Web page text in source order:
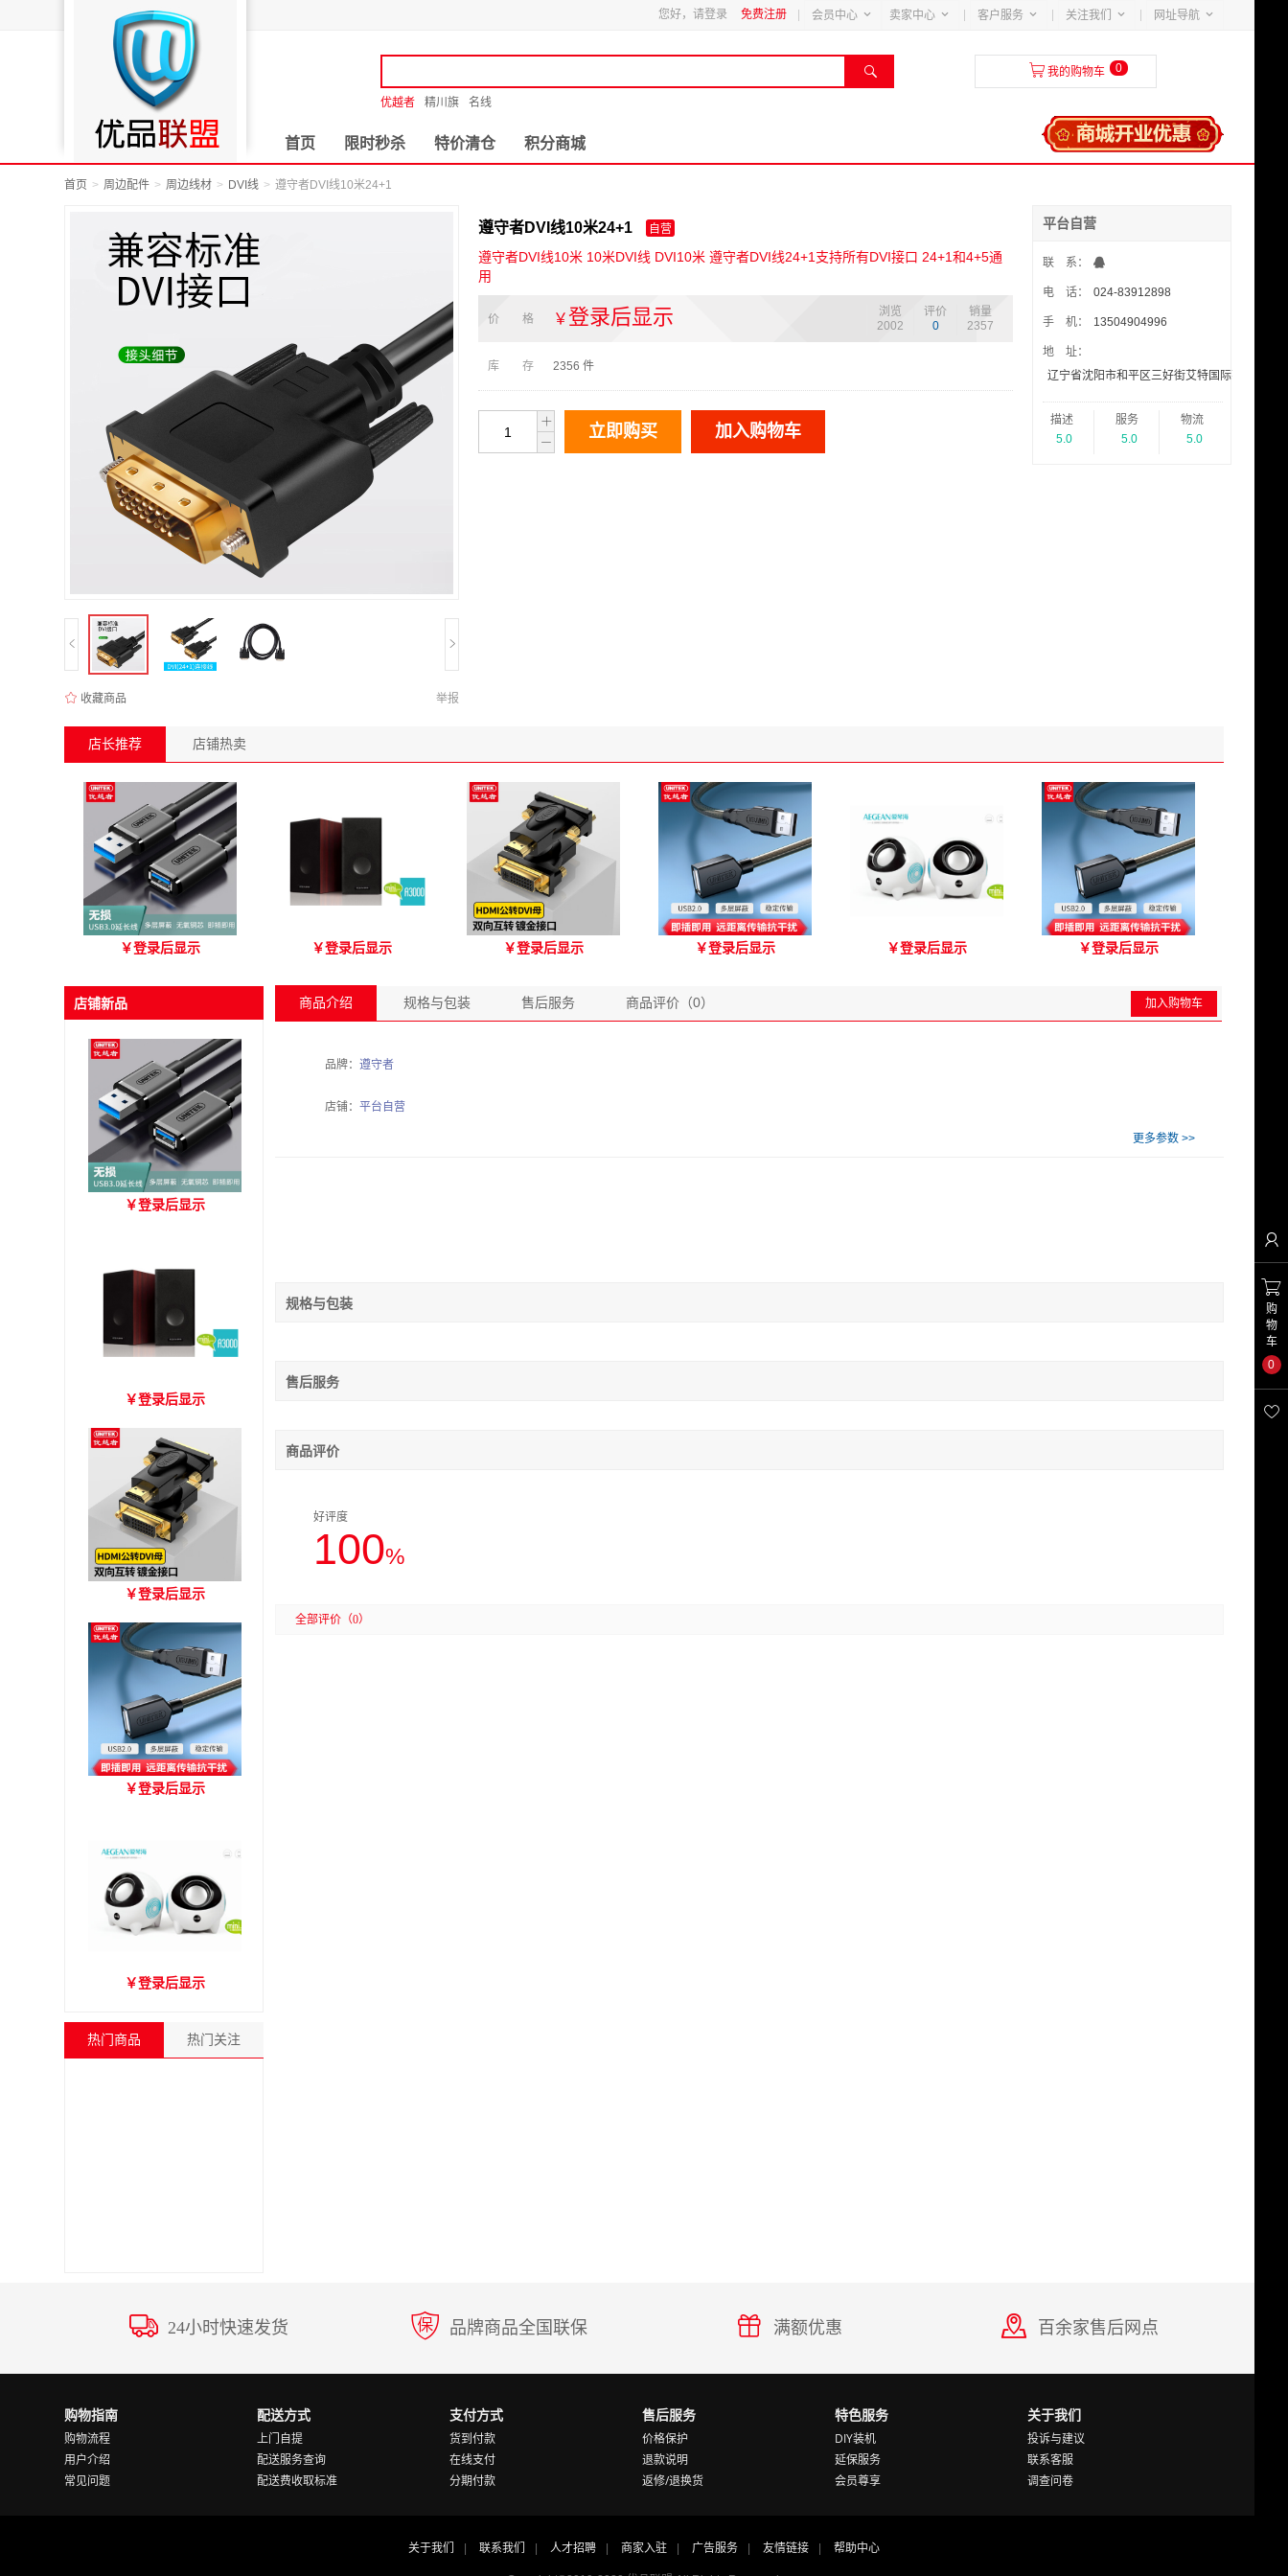
您好，请登录 免费注册 会员中心  卖家中心  客户服务  关注我们  网址导航 

优越者 精川旗 名线
 我的购物车 0
首页 限时秒杀 特价清仓 积分商城
首页 周边配件 周边线材 DVI线 遵守者DVI线10米24+1
收藏商品 举报
遵守者DVI线10米24+1 自营
遵守者DVI线10米 10米DVI线 DVI10米 遵守者DVI线24+1支持所有DVI接口 24+1和4+5通
用
浏览
2002
评价
0
销量
2357
价 格 ￥ 登录后显示
库 存 2356 件
立即购买 加入购物车
平台自营
联 系：
电 话： 024-83912898
手 机： 13504904996
地 址：
辽宁省沈阳市和平区三好街艾特国际花园4-4-
描述
5.0
服务
5.0
物流
5.0
店长推荐 店铺热卖
优越者Y-C479国标无氧铜
￥登录后显示 爱琴海 A3000 木质音箱
￥登录后显示
优越者HDMI转DVI双向互
￥登录后显示
优越者Y-C416A 国标
￥登录后显示 爱琴海A2000音箱
￥登录后显示
优越者Y-C417A 国标无氧
￥登录后显示
店铺新品
优越者Y-C479国标无氧铜
￥登录后显示
爱琴海 A3000 木质音箱
￥登录后显示
优越者HDMI转DVI双向互
￥登录后显示
优越者Y-C416A 国标
￥登录后显示
爱琴海A2000音箱
￥登录后显示
热门商品 热门关注
商品介绍 规格与包装 售后服务 商品评价（0） 加入购物车
品牌： 遵守者
店铺： 平台自营
更多参数 >>
规格与包装
售后服务
商品评价
好评度
100%
全部评价 （0）
24小时快速发货 品牌商品全国联保 满额优惠 百余家售后网点
购物指南
购物流程
用户介绍
常见问题
配送方式
上门自提
配送服务查询
配送费收取标准
支付方式
货到付款
在线支付
分期付款
售后服务
价格保护
退款说明
返修/退换货
特色服务
DIY装机
延保服务
会员尊享
关于我们
投诉与建议
联系客服
调查问卷
关于我们 联系我们 人才招聘 商家入驻 广告服务 友情链接 帮助中心


购
物
车
0
